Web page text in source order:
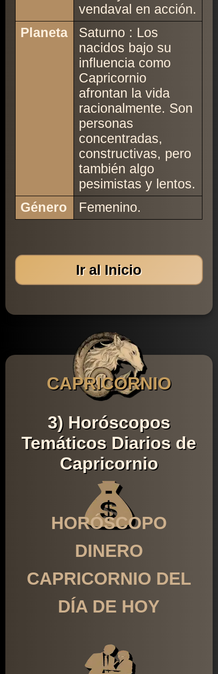
vendaval en acción.
Planeta
Saturno : Los
nacidos bajo su
influencia como
Capricornio
afrontan la vida
racionalmente. Son
personas
concentradas,
constructivas, pero
también algo
pesimistas y lentos.
Género
Femenino.
Ir al Inicio
CAPRICORNIO
3) Horóscopos
Temáticos Diarios de
Capricornio
HORÓSCOPO
DINERO
CAPRICORNIO DEL
DÍA DE HOY